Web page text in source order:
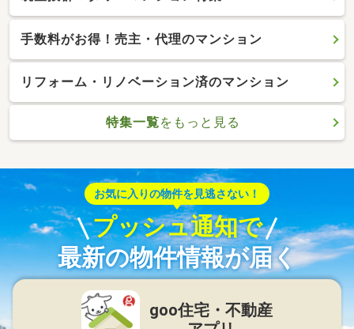
手数料がお得！売主・代理のマンション
リフォーム・リノベーション済のマンション
特集一覧をもっと見る
お気に入りの物件を見逃さない！
プッシュ通知で
最新の物件情報が届く
goo住宅・不動産